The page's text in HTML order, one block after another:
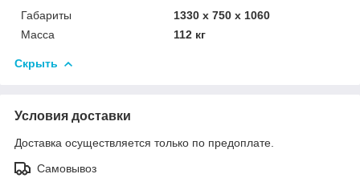
Габариты
1330 x 750 x 1060
Масса
112 кг
Скрыть
Условия доставки
Доставка осуществляется только по предоплате.
Самовывоз